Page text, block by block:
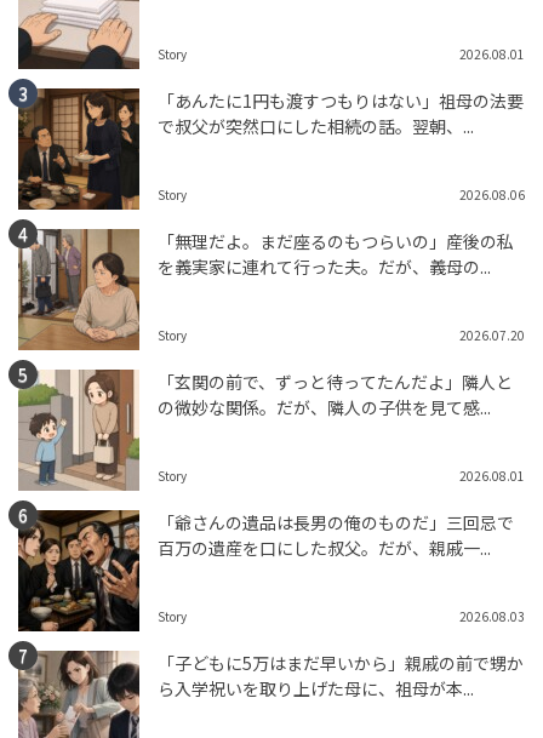
Story 2026.08.01
「あんたに1円も渡すつもりはない」祖母の法要
で叔父が突然口にした相続の話。翌朝、...
Story 2026.08.06
「無理だよ。まだ座るのもつらいの」産後の私
を義実家に連れて行った夫。だが、義母の...
Story 2026.07.20
「玄関の前で、ずっと待ってたんだよ」隣人と
の微妙な関係。だが、隣人の子供を見て感...
Story 2026.08.01
「爺さんの遺品は長男の俺のものだ」三回忌で
百万の遺産を口にした叔父。だが、親戚一...
Story 2026.08.03
「子どもに5万はまだ早いから」親戚の前で甥か
ら入学祝いを取り上げた母に、祖母が本...